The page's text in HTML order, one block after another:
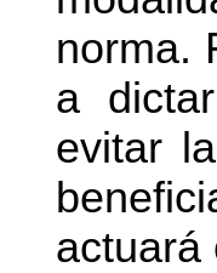
norma.
a
evitar
actuará